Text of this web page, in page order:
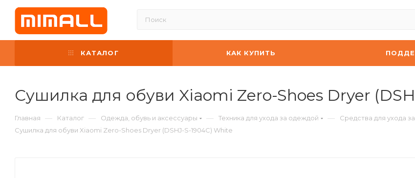
КАТАЛОГ КАК КУПИТЬ
Сушилка для обуви Xiaomi Zero-Shoes Dryer
Главная — Каталог — Одежда, обувь и аксессуары — Техника для ухода за одеждой — Средства для ухода
Сушилка для обуви Xiaomi Zero-Shoes Dryer (DSHJ-S-1904C) White